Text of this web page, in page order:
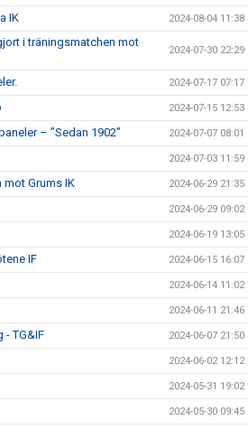
IK 2024-08-04 11:38
i träningsmatchen mot
2024-07-30 22:29
2024-07-17 07:17
2024-07-15 12:53
– ”Sedan 1902” 2024-07-07 08:01
2024-07-03 11:59
Grums IK 2024-06-29 21:35
2024-06-29 09:02
2024-06-19 13:05
IF 2024-06-15 16:07
2024-06-14 11:02
2024-06-11 21:46
- TG&IF 2024-06-07 21:50
2024-06-02 12:12
2024-05-31 19:02
2024-05-30 09:45